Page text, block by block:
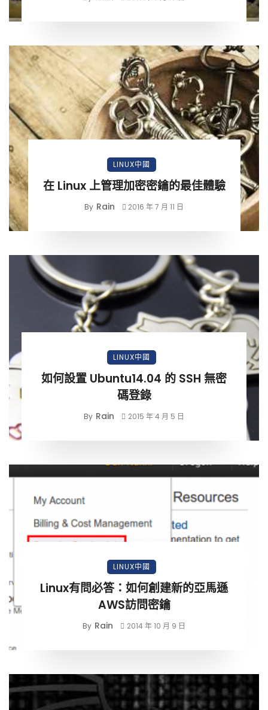
LINUX中國
在 Linux 上管理加密密鑰的最佳體驗
By Rain 2016 年 7 月 11 日
LINUX中國
如何設置 Ubuntu14.04 的 SSH 無密
碼登錄
By Rain 2015 年 4 月 5 日
LINUX中國
Linux有問必答：如何創建新的亞馬遜
AWS訪問密鑰
By Rain 2014 年 10 月 9 日